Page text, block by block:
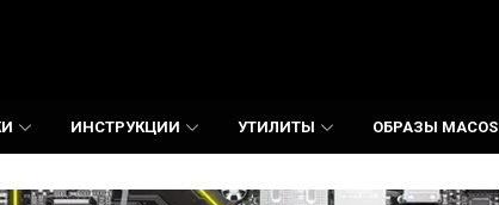
ИНСТРУКЦИИ УТИЛИТЫ ОБРАЗЫ MACOS